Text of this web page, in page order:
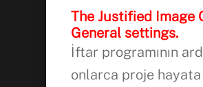
The Justified Image
General settings.
İftar programının
onlarca proje